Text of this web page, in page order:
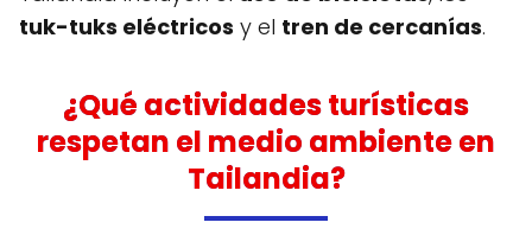
tuk-tuks eléctricos y el tren de cercanías.
¿Qué actividades turísticas
respetan el medio ambiente en
Tailandia?